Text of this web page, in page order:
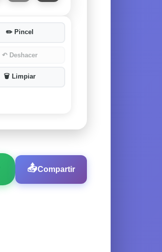
✏️ Pincel
↶ Deshacer
🗑️ Limpiar
📤Compartir